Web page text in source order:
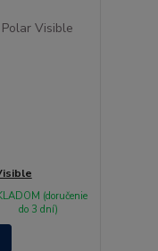
(doručenie
do 3 dní)